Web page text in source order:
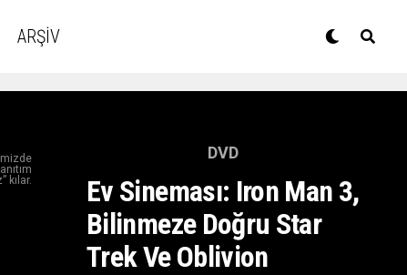
ARŞİV
kılar.
DVD
Ev Sineması: Iron Man 3,
Bilinmeze Doğru Star
Trek Ve Oblivion